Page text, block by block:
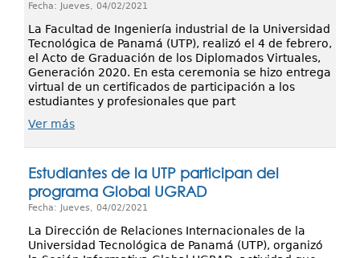
Fecha: Jueves, 04/02/2021
La Facultad de Ingeniería industrial de la Universidad
Tecnológica de Panamá (UTP), realizó el 4 de febrero,
el Acto de Graduación de los Diplomados Virtuales,
Generación 2020. En esta ceremonia se hizo entrega
virtual de un certificados de participación a los
estudiantes y profesionales que part
Ver más
Estudiantes de la UTP participan del
programa Global UGRAD
Fecha: Jueves, 04/02/2021
La Dirección de Relaciones Internacionales de la
Universidad Tecnológica de Panamá (UTP), organizó